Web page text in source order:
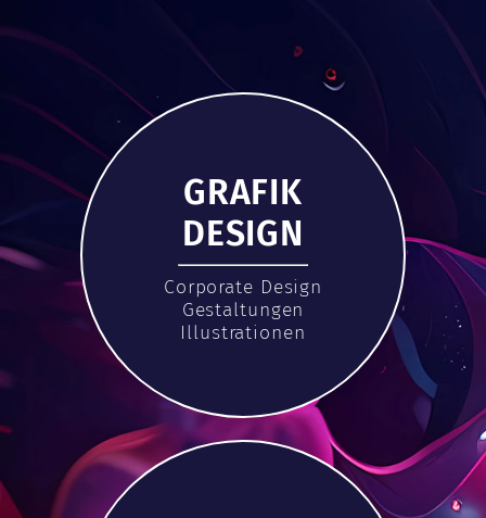
GRAFIK
DESIGN
Corporate Design
Gestaltungen
Illustrationen